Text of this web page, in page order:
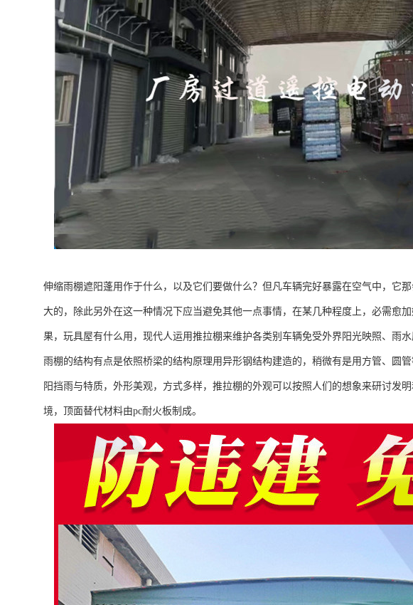
伸缩雨棚遮阳蓬用作于什么，以及它们要做什么？但凡车辆完好暴露在空气中，它
大的，除此另外在这一种情况下应当避免其他一点事情，在某几种程度上，必需愈
果，玩具屋有什么用，现代人运用推拉棚来维护各类别车辆免受外界阳光映照、雨
雨棚的结构有点是依照桥梁的结构原理用异形钢结构建造的，稍微有是用方管、圆
阳挡雨与特质，外形美观，方式多样，推拉棚的外观可以按照人们的想象来研讨发
境，顶面替代材料由pc耐火板制成。